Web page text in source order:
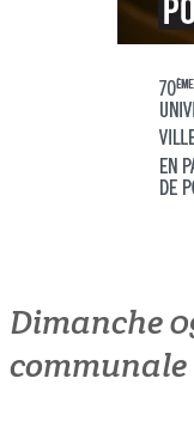
Dimanche
communale